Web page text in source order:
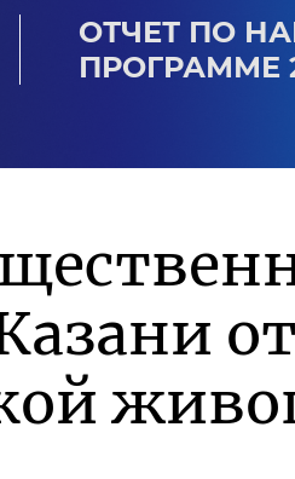
ОТЧЕТ ПО
ПРОГРАММЕ